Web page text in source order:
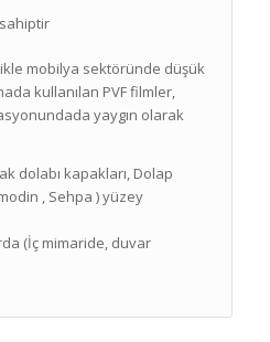
mobilya sektöründe düşük
kullanılan PVF filmler,
yaygın olarak
dolabı kapakları, Dolap
, Sehpa ) yüzey
(İç mimaride, duvar